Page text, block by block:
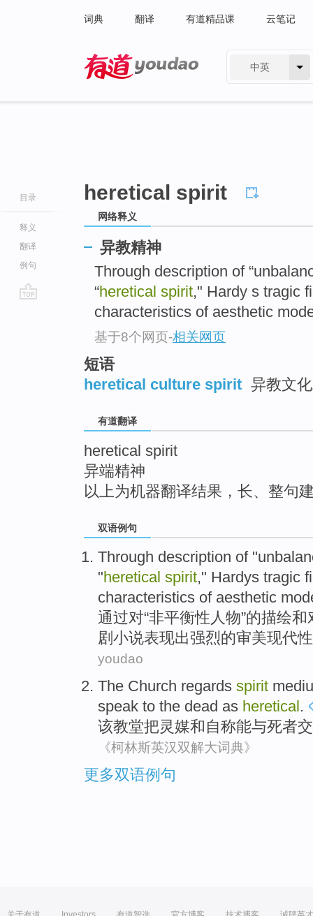
词典 翻译 有道精品课 云笔记
中英
目录
释义
翻译
例句
heretical spirit
网络释义
异教精神
Through description of
“heretical spirit," Hardy s tragic
characteristics of aesthetic
基于8个网页-相关网页
短语
heretical culture spirit 异教文
有道翻译
heretical spirit
异端精神
以上为机器翻译结果，长、整句
双语例句
Through description of"
"heretical spirit," Hardys tragic
characteristics of aesthetic
通过对“非平衡性人物”的描绘和
剧 小说表现出强烈的审美现代性
youdao
The Church regards spirit
speak to the dead as heretical.
该教堂把灵媒和 自称能与死者
《柯林斯英汉双解大词典》
更多双语例句